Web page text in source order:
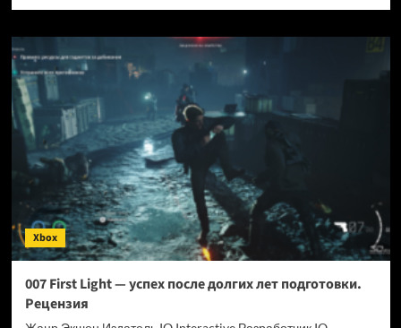
Новый
браузер
помогает
ботам
обходить
антибот-
защиту
—
и
грузит
страницы
в
шесть
быстрее
Xbox
007 First Light — успех после долгих лет подготовки.
Рецензия